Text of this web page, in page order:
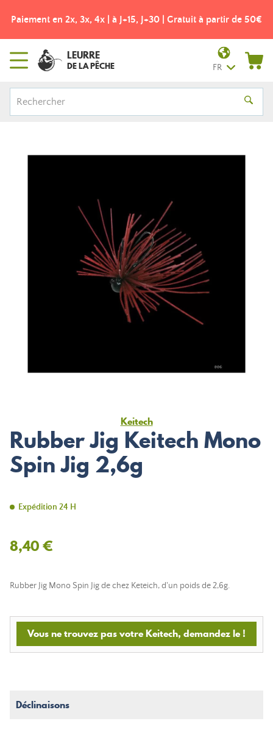
Paiement en 2x, 3x, 4x | à J+15, J+30 | Gratuit à partir de 50€
LEURRE
DE LA PÊCHE FR
Keitech
Rubber Jig Keitech Mono
Spin Jig 2,6g
Expédition 24 H
8,40 €
Rubber Jig Mono Spin Jig de chez Keteich, d'un poids de 2,6g.
Vous ne trouvez pas votre Keitech, demandez le !
Déclinaisons